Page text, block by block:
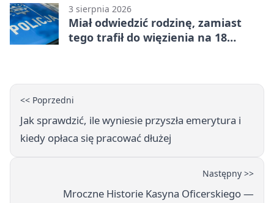
3 sierpnia 2026
Miał odwiedzić rodzinę, zamiast
tego trafił do więzienia na 18
<< Poprzedni
Jak sprawdzić, ile wyniesie przyszła emerytura i
kiedy opłaca się pracować dłużej
Następny >>
Mroczne Historie Kasyna Oficerskiego —